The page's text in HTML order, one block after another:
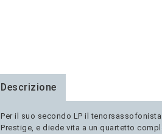
Descrizione
Per il suo secondo LP il
Prestige, e diede vita a un quartetto